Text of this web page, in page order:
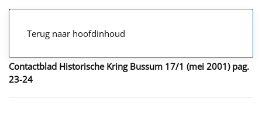
Terug naar hoofdinhoud
Contactblad Historische Kring Bussum 17/1 (mei 2001) pag.
23-24